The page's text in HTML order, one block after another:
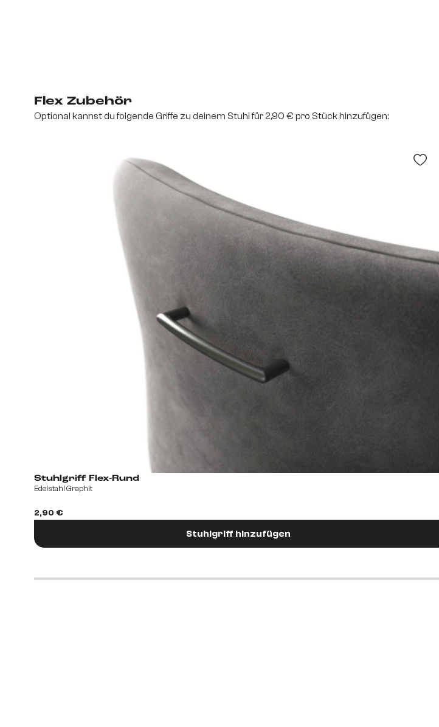
Flex Zubehör
Optional kannst du folgende Griffe zu deinem Stuhl für 2,90 € pro Stück hinzufügen:
Stuhlgriff Flex-Rund
Edelstahl Graphit
2,90 €
Stuhlgriff hinzufügen